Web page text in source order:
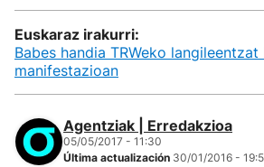
Euskaraz irakurri:
Babes handia TRWeko langileentzat
manifestazioan
Agentziak | Erredakzioa
05/05/2017 - 11:30
Última actualización 30/01/2016 -